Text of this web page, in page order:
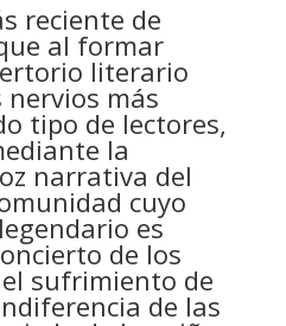
reciente de
al formar
literario
más
tipo de lectores,
la
narrativa del
cuyo
es
de los
sufrimiento de
de las